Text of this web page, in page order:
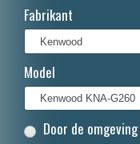
Deutsch
Français
Italiano
Polski
Dansk
Fabrikant
Model
Door de omgeving